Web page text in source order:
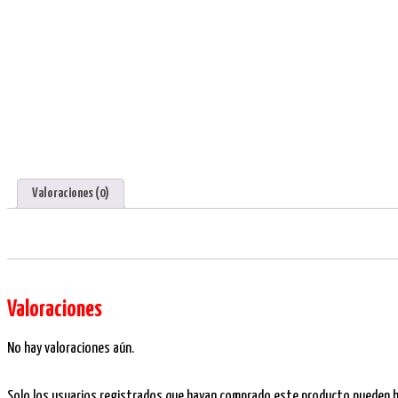
Valoraciones (0)
Valoraciones
No hay valoraciones aún.